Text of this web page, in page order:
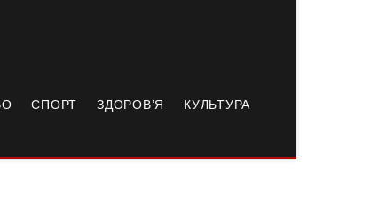
СПОРТ ЗДОРОВ’Я КУЛЬТУРА